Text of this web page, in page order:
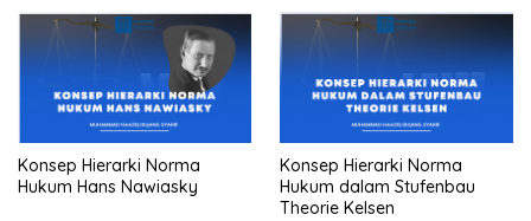
Konsep Hierarki Norma
Hukum Hans Nawiasky
Konsep Hierarki Norma
Hukum dalam Stufenbau
Theorie Kelsen